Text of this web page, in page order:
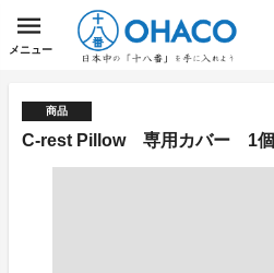
メニュー
商品
C-rest Pillow 専用カバー 1個